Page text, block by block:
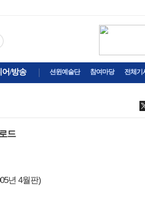
어/방송 션윈예술단 참여마당 전체기
드
년 4월판)